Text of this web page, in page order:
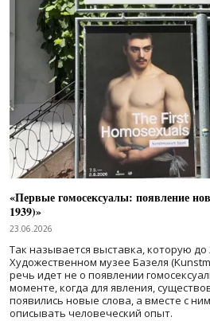
«Первые гомосексуалы: появление
1939)»
23.06.2026
Так называется выставка, которую до
Художественном музее Базеля
речь идет не о появлении
моменте, когда для явления,
появились новые слова, а вместе с
описывать человеческий опыт.